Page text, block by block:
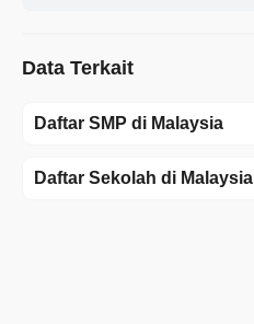
Data Terkait
Daftar SMP di Malaysia
Daftar Sekolah di Malaysia